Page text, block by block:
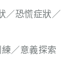
／恐慌症狀／
／意義探索